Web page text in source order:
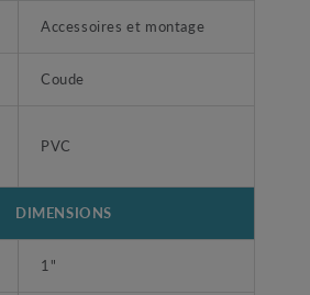
Accessoires et montage
Coude
PVC
DIMENSIONS
1"